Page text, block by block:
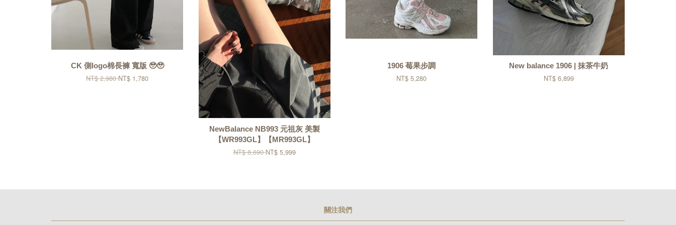
CK 側logo棉長褲 寬版 🥹🥹
NT$ 2,980NT$ 1,780
NewBalance NB993 元祖灰 美製
【WR993GL】【MR993GL】
NT$ 8,690NT$ 5,999
1906 莓果步調
NT$ 5,280
New balance 1906 | 抹茶牛奶
NT$ 6,899
關注我們